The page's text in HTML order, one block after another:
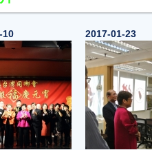
10 2017-01-23